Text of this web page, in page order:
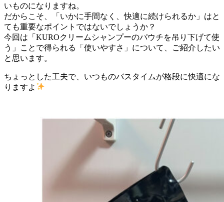
いものになりますね。
だからこそ、「いかに手間なく、快適に続けられるか」はと
ても重要なポイントではないでしょうか？
今回は「KUROクリームシャンプーのパウチを吊り下げて使
う」ことで得られる「使いやすさ」について、ご紹介したい
と思います。
ちょっとした工夫で、いつものバスタイムが格段に快適にな
りますよ